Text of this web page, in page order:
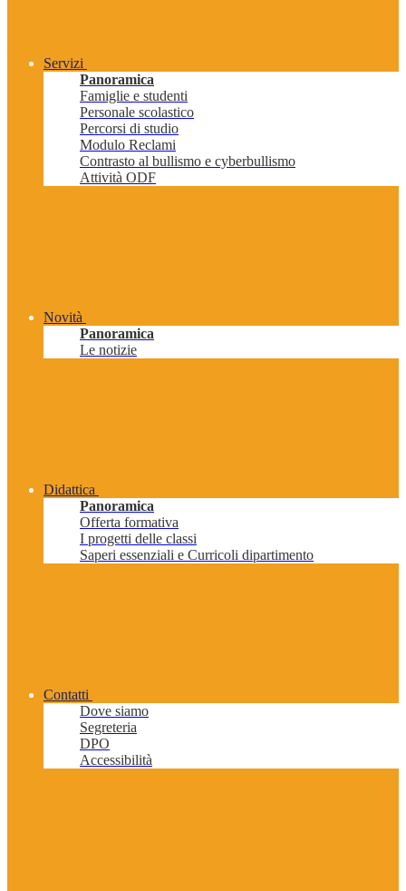
Servizi
Panoramica
Famiglie e studenti
Personale scolastico
Percorsi di studio
Modulo Reclami
Contrasto al bullismo e cyberbullismo
Attività ODF
Novità
Panoramica
Le notizie
Didattica
Panoramica
Offerta formativa
I progetti delle classi
Saperi essenziali e Curricoli dipartimento
Contatti
Dove siamo
Segreteria
DPO
Accessibilità